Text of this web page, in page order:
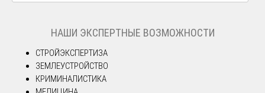
НАШИ ЭКСПЕРТНЫЕ ВОЗМОЖНОСТИ
СТРОЙЭКСПЕРТИЗА
ЗЕМЛЕУСТРОЙСТВО
КРИМИНАЛИСТИКА